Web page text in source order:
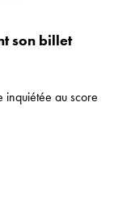
son billet
inquiétée au score